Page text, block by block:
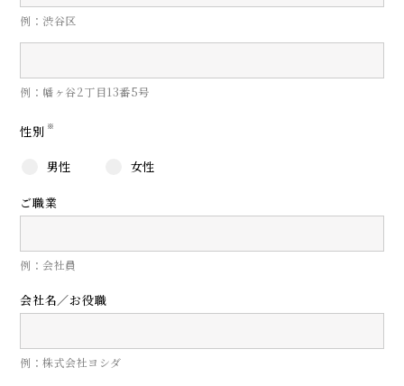
例：渋谷区
例：幡ヶ谷2丁目13番5号
性別 ※
男性 女性
ご職業
例：会社員
会社名／お役職
例：株式会社ヨシダ